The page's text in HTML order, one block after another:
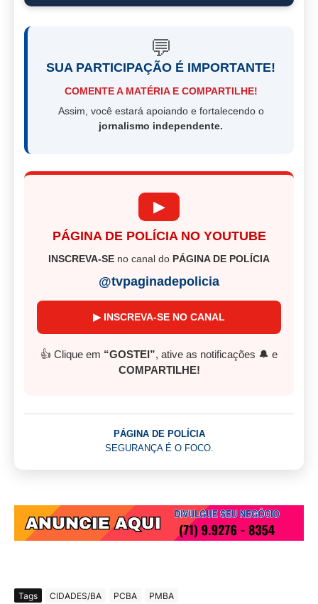
💬
SUA PARTICIPAÇÃO É IMPORTANTE!
COMENTE A MATÉRIA E COMPARTILHE!
Assim, você estará apoiando e fortalecendo o
jornalismo independente.
▶
PÁGINA DE POLÍCIA NO YOUTUBE
INSCREVA-SE no canal do PÁGINA DE POLÍCIA
@tvpaginadepolicia
▶ INSCREVA-SE NO CANAL
👍 Clique em “GOSTEI”, ative as notificações 🔔 e
COMPARTILHE!
PÁGINA DE POLÍCIA
SEGURANÇA É O FOCO.
Tags CIDADES/BA PCBA PMBA